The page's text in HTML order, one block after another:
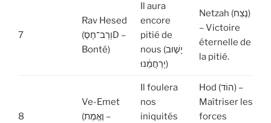
7
Rav Hesed
(וְרַב־חֶסֶD –
Bonté)
Il aura
encore
pitié de
nous (יָשׁ֣וּב
יְרַחֲמֵ֔נוּ)
Netzah (נֶצַח)
– Victoire
éternelle de
la pitié.
8
Ve-Emet
(וֶאֱמֶת –
Il foulera
nos
iniquités
Hod (הוֹד) –
Maîtriser les
forces